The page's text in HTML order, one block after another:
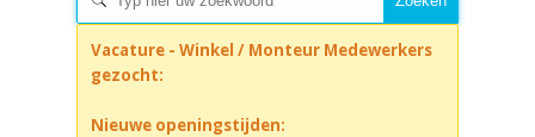
Vacature - Winkel / Monteur Medewerkers
gezocht:
Nieuwe openingstijden: